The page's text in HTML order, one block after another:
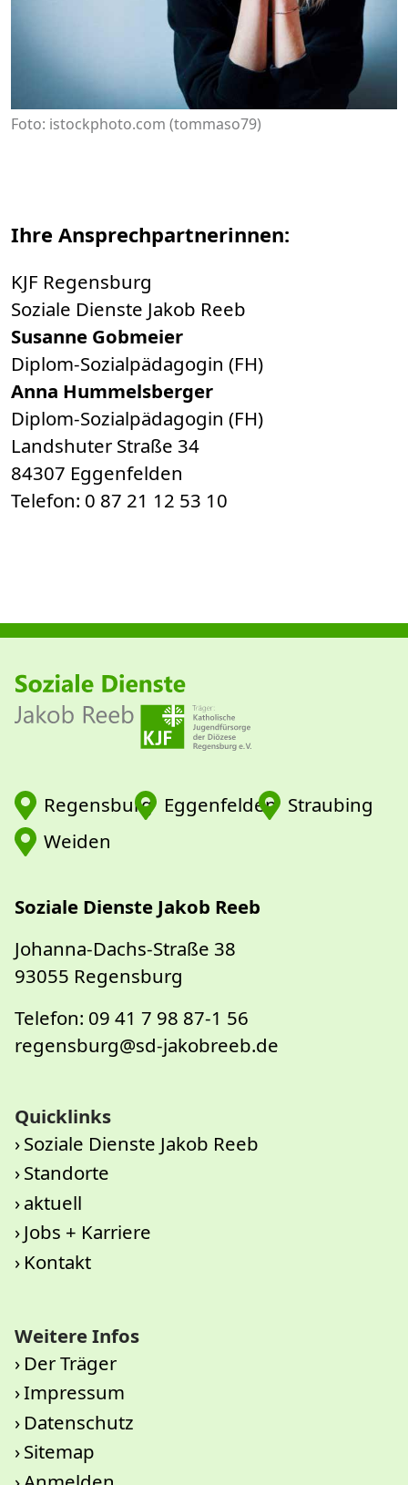
Foto: ​​​​​​​istockphoto.com ​​​​​​​(​​​​​​​tommaso79​​​​​​​)
Ihre Ansprechpartnerinnen:
KJF Regensburg
Soziale Dienste Jakob Reeb
Susanne Gobmeier
Diplom-Sozialpädagogin (FH)
Anna Hummelsberger
Diplom-Sozialpädagogin (FH)
Landshuter Straße 34
84307 Eggenfelden
Telefon: 0 87 21 12 53 10
Regensburg Eggenfelden Straubing
Weiden
Soziale Dienste Jakob Reeb
Johanna-Dachs-Straße 38
93055 Regensburg
Telefon: 09 41 7 98 87-1 56
regensburg@sd-jakobreeb.de
Quicklinks
Soziale Dienste Jakob Reeb
Standorte
aktuell
Jobs + Karriere
Kontakt
Weitere Infos
Der Träger
Impressum
Datenschutz
Sitemap